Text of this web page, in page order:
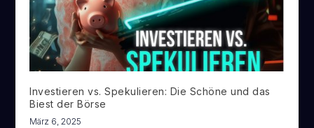
Investieren vs. Spekulieren: Die Schöne und das
Biest der Börse
März 6, 2025